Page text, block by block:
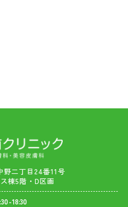
野二丁目24番11号
棟5階・D区画
18:30